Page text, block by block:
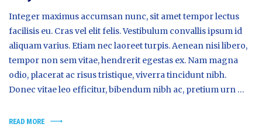
Integer maximus accumsan nunc, sit amet tempor lectus
facilisis eu. Cras vel elit felis. Vestibulum convallis ipsum id
aliquam varius. Etiam nec laoreet turpis. Aenean nisi libero,
tempor non sem vitae, hendrerit egestas ex. Nam magna
odio, placerat ac risus tristique, viverra tincidunt nibh.
Donec vitae leo efficitur, bibendum nibh ac, pretium urn …
READ MORE